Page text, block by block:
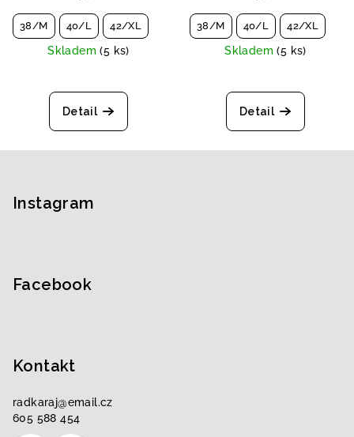
38/M 40/L 42/XL
Skladem(5 ks)
Detail
38/M 40/L 42/XL
Skladem(5 ks)
Detail
Instagram
Facebook
Kontakt
radkaraj@email.cz
605 588 454